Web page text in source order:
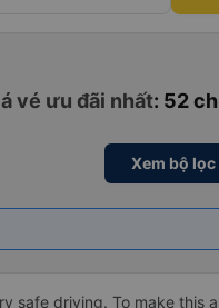
vé ưu đãi nhất: 52
Xem bộ
safe driving. To make this